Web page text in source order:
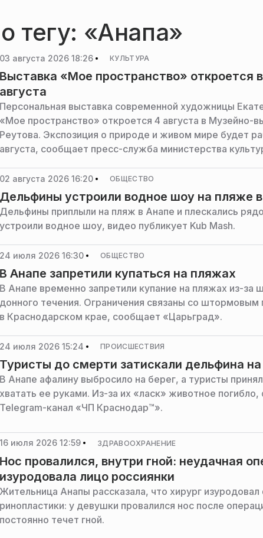
тегу: «Анапа»
03 августа 2026 18:26 КУЛЬТУРА
Выставка «Мое пространство» откроется
августа
Персональная выставка современной художницы
«Мое пространство» откроется 4 августа в Музейно-
Реутова. Экспозиция о природе и живом мире будет
августа, сообщает пресс-служба министерства
02 августа 2026 16:20 ОБЩЕСТВО
Дельфины устроили водное шоу на пляже
Дельфины приплыли на пляж в Анапе и плескались
устроили водное шоу, видео публикует Kub Mash.
24 июля 2026 16:30 ОБЩЕСТВО
В Анапе запретили купаться на пляжах
В Анапе временно запретили купание на пляжах из-за
донного течения. Ограничения связаны со
в Краснодарском крае, сообщает «Царьград».
24 июля 2026 15:24 ПРОИСШЕСТВИЯ
Туристы до смерти затискали дельфина
В Анапе афалину выбросило на берег, а туристы
хватать ее руками. Из-за их «ласк» животное
Telegram-канал «ЧП Краснодар™».
16 июля 2026 12:59 ЗДРАВООХРАНЕНИЕ
Нос провалился, внутри гной: неудачная
изуродовала лицо россиянки
Жительница Анапы рассказала, что хирург
ринопластики: у девушки провалился нос после
постоянно течет гной.